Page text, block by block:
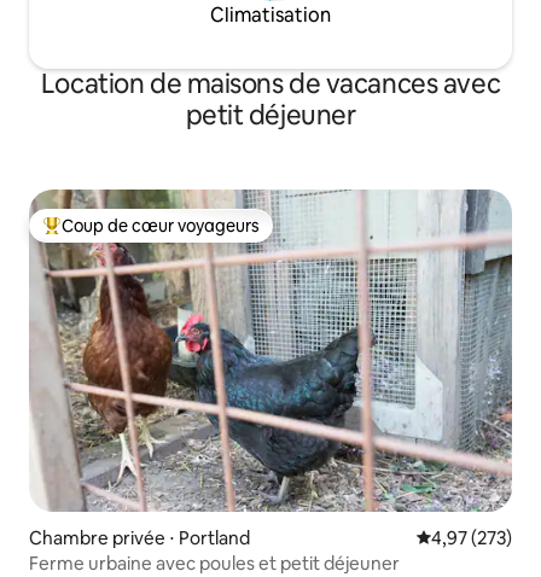
Climatisation
Location de maisons de vacances avec
petit déjeuner
Coups de cœur voyageurs les plus appréciés
Coup de cœur voyageurs
Chambre privée ⋅ Portland Évaluation
4,97 (273)
Ferme urbaine avec poules et petit déjeuner